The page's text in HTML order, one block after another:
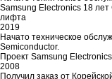
Samsung Electronics 18
лифта
2019
Начато техническое
Semiconductor.
Проект Samsung
2008
Получил заказ от